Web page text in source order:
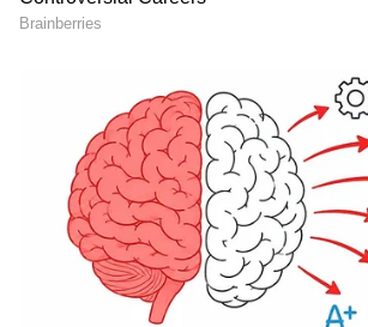
ദിവസം പി സി ജോര്‍ജിന്റെ
അദ്ദേഹം സ്വീകരിച്ചത്.
പിണക്കമില്ലെന്നും
താനുണ്ടാകുമെന്നും പി സി
പ്രതികരിച്ചു.
DOWNLOAD APP
RECOMMENDED STORIES